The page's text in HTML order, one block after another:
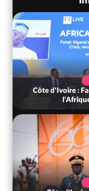
Côte d'Ivoire :